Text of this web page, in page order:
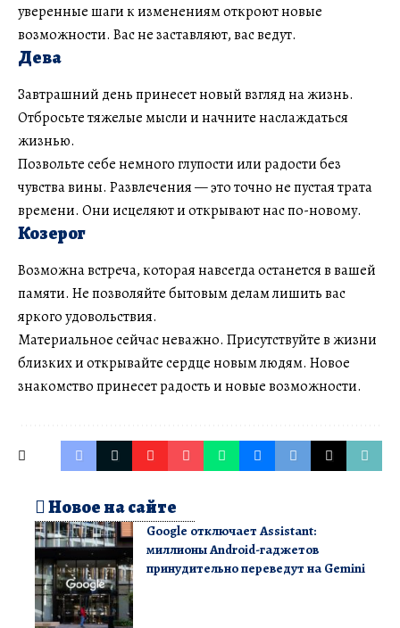
уверенные шаги к изменениям откроют новые
возможности. Вас не заставляют, вас ведут.
Дева
Завтрашний день принесет новый взгляд на жизнь.
Отбросьте тяжелые мысли и начните наслаждаться
жизнью.
Позвольте себе немного глупости или радости без
чувства вины. Развлечения — это точно не пустая трата
времени. Они исцеляют и открывают нас по-новому.
Козерог
Возможна встреча, которая навсегда останется в вашей
памяти. Не позволяйте бытовым делам лишить вас
яркого удовольствия.
Материальное сейчас неважно. Присутствуйте в жизни
близких и открывайте сердце новым людям. Новое
знакомство принесет радость и новые возможности.
Новое на сайте
Google отключает Assistant:
миллионы Android-гаджетов
принудительно переведут на Gemini